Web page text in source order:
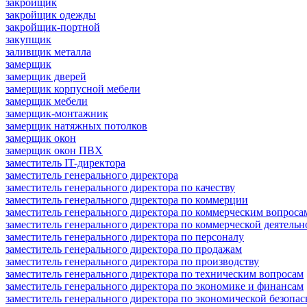
закройщик одежды
закройщик-портной
закупщик
заливщик металла
замерщик
замерщик дверей
замерщик корпусной мебели
замерщик мебели
замерщик-монтажник
замерщик натяжных потолков
замерщик окон
замерщик окон ПВХ
заместитель IT-директора
заместитель генерального директора
заместитель генерального директора по качеству
заместитель генерального директора по коммерции
заместитель генерального директора по коммерческим
заместитель генерального директора по коммерческой
заместитель генерального директора по персоналу
заместитель генерального директора по продажам
заместитель генерального директора по производству
заместитель генерального директора по техническим вопросам
заместитель генерального директора по экономике и финансам
заместитель генерального директора по экономической